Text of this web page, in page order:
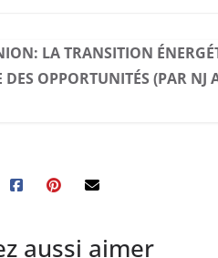
LA TRANSITION
DES OPPORTUNITÉS (PAR NJ
aussi aimer